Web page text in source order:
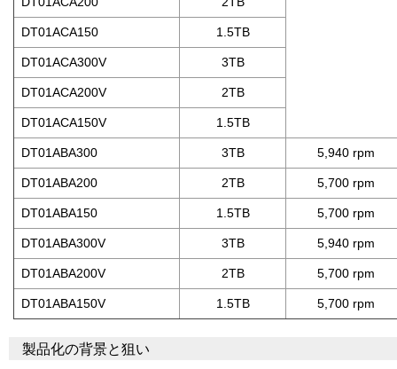
DT01ACA150 1.5TB
DT01ACA300V 3TB
DT01ACA200V 2TB
DT01ACA150V 1.5TB
DT01ABA300 3TB 5,940 rpm
DT01ABA200 2TB 5,700 rpm
DT01ABA150 1.5TB 5,700 rpm
DT01ABA300V 3TB 5,940 rpm
DT01ABA200V 2TB 5,700 rpm
DT01ABA150V 1.5TB 5,700 rpm
製品化の背景と狙い